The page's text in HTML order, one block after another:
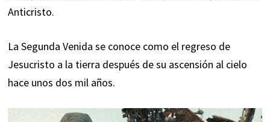
Anticristo.
La Segunda Venida se conoce como el regreso de
Jesucristo a la tierra después de su ascensión al cielo
hace unos dos mil años.